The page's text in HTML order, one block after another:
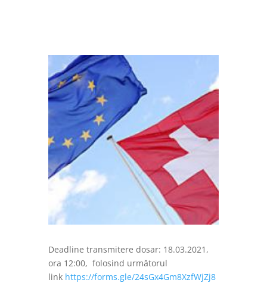
Deadline transmitere dosar: 18.03.2021,
ora 12:00, folosind următorul
link https://forms.gle/24sGx4Gm8XzfWjZj8